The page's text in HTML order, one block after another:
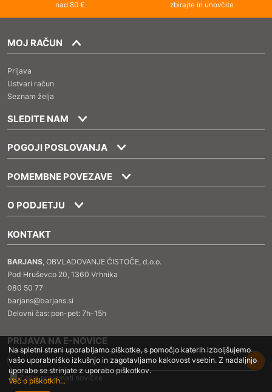
nad 80 € zbirajte in unovčite
MOJ RAČUN
Prijava
Ustvari račun
Seznam želja
SLEDITE NAM
POGOJI POSLOVANJA
POMEMBNE POVEZAVE
O PODJETJU
KONTAKT
BARJANS, OBVLADOVANJE ČISTOČE, d.o.o.
Pod Hruševco 20, 1360 Vrhnika
080 50 77
barjans@barjans.si
Delovni čas: pon-pet: 7h-15h
PRIJAVA NA E-NOVICE
Želim prejemati novičke
Na spletni strani uporabljamo piškotke, s pomočjo katerih izboljšujemo
vašo uporabniško izkušnjo in zagotavljamo kakovost vsebin. Z nadaljnjo
uporabo se strinjate z uporabo piškotkov.
Več o piškotkih...